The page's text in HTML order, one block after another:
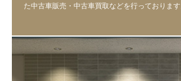
た中古車販売・中古車買取などを行っております